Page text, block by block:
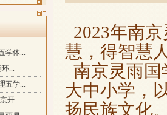
学体...
...
五学...
开...
2023年南
慧，得智慧
南京灵雨
大中小学，
扬民族文化